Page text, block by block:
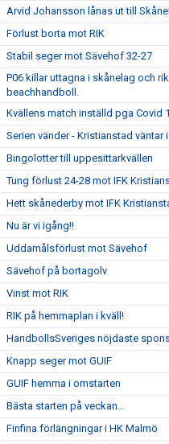
Arvid Johansson lånas ut till
Förlust borta mot RIK
Stabil seger mot Sävehof 32-27
P06 killar uttagna i skånelag och
beachhandboll.
Kvällens match inställd pga Covid
Serien vänder - Kristianstad väntar
Bingolotter till uppesittarkvällen
Tung förlust 24-28 mot IFK
Hett skånederby mot IFK
Nu är vi igång!!
Uddamålsförlust mot Sävehof
Sävehof på bortagolv
Vinst mot RIK
RIK på hemmaplan i kväll!
HandbollsSveriges nöjdaste
Knapp seger mot GUIF
GUIF hemma i omstarten
Bästa starten på veckan…
Finfina förlängningar i HK Malmö